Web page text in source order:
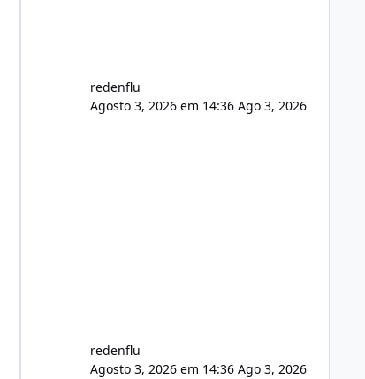
redenflu
Agosto 3, 2026 em 14:36 Ago 3, 2026
redenflu
Agosto 3, 2026 em 14:36 Ago 3, 2026